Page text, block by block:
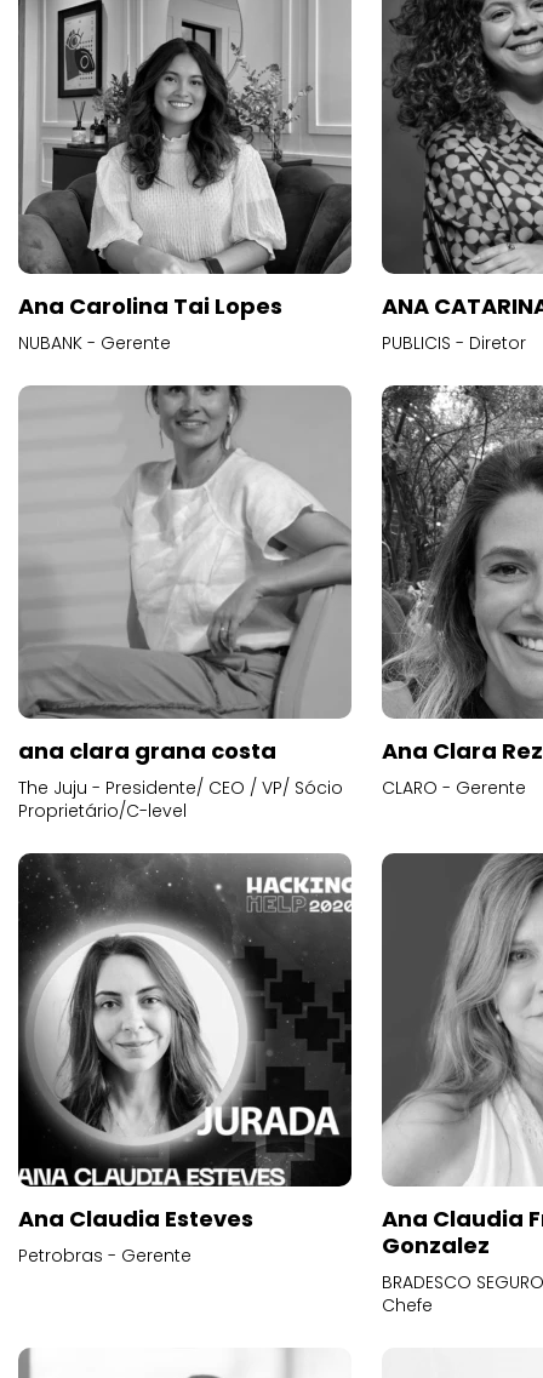
Ana Carolina Tai Lopes
NUBANK - Gerente
ANA
PUBLICIS - Diretor
ana clara grana costa
The Juju - Presidente/ CEO / VP/ Sócio
Proprietário/C-level
Ana Clara
CLARO - Gerente
Ana Claudia Esteves
Petrobras - Gerente
Ana Claudia
Gonzalez
BRADESCO
Chefe